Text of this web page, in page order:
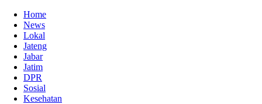
Home
News
Lokal
Jateng
Jabar
Jatim
DPR
Sosial
Kesehatan